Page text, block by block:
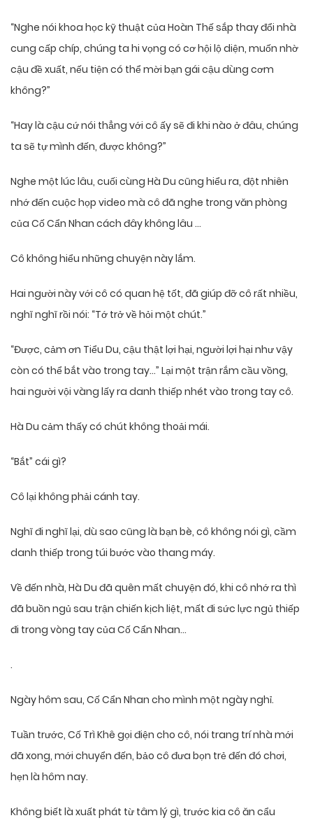
“Nghe nói khoa học kỹ thuật của Hoàn Thế sắp thay đổi nhà
cung cấp chíp, chúng ta hi vọng có cơ hội lộ diện, muốn nhờ
cậu đề xuất, nếu tiện có thể mời bạn gái cậu dùng cơm
không?”
“Hay là cậu cứ nói thẳng với cô ấy sẽ đi khi nào ở đâu, chúng
ta sẽ tự mình đến, được không?”
Nghe một lúc lâu, cuối cùng Hà Du cũng hiểu ra, đột nhiên
nhớ đến cuộc họp video mà cô đã nghe trong văn phòng
của Cố Cẩn Nhan cách đây không lâu …
Cô không hiểu những chuyện này lắm.
Hai người này với cô có quan hệ tốt, đã giúp đỡ cô rất nhiều,
nghĩ nghĩ rồi nói: “Tớ trở về hỏi một chút.”
“Được, cảm ơn Tiểu Du, cậu thật lợi hại, người lợi hại như vậy
còn có thể bắt vào trong tay…” Lại một trận rắm cầu vồng,
hai người vội vàng lấy ra danh thiếp nhét vào trong tay cô.
Hà Du cảm thấy có chút không thoải mái.
“Bắt” cái gì?
Cô lại không phải cánh tay.
Nghĩ đi nghĩ lại, dù sao cũng là bạn bè, cô không nói gì, cầm
danh thiếp trong túi bước vào thang máy.
Về đến nhà, Hà Du đã quên mất chuyện đó, khi cô nhớ ra thì
đã buồn ngủ sau trận chiến kịch liệt, mất đi sức lực ngủ thiếp
đi trong vòng tay của Cố Cẩn Nhan…
.
Ngày hôm sau, Cố Cẩn Nhan cho mình một ngày nghỉ.
Tuần trước, Cố Trì Khê gọi điện cho cô, nói trang trí nhà mới
đã xong, mới chuyển đến, bảo cô đưa bọn trẻ đến đó chơi,
hẹn là hôm nay.
Không biết là xuất phát từ tâm lý gì, trước kia cô ăn cẩu